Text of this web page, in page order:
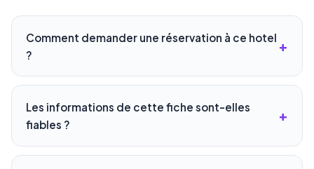
Comment demander une réservation à ce hotel
?
Les informations de cette fiche sont-elles
fiables ?